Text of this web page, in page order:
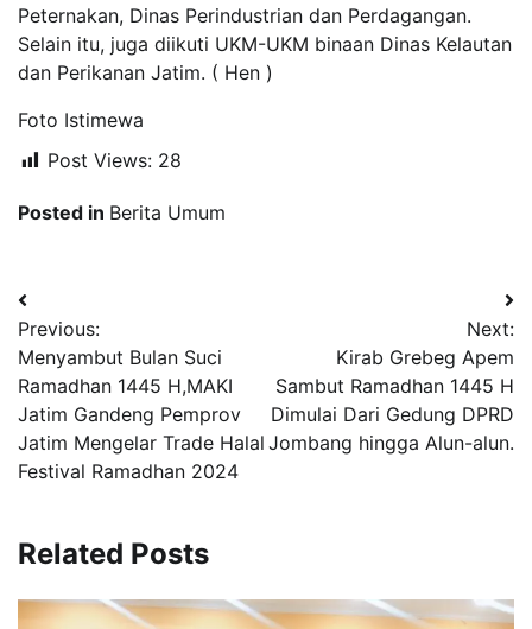
Peternakan, Dinas Perindustrian dan Perdagangan.
Selain itu, juga diikuti UKM-UKM binaan Dinas Kelautan
dan Perikanan Jatim. ( Hen )
Foto Istimewa
Post Views: 28
Posted in Berita Umum
Navigasi
pos
Previous:
Menyambut Bulan Suci
Ramadhan 1445 H,MAKI
Jatim Gandeng Pemprov
Jatim Mengelar Trade Halal
Festival Ramadhan 2024
Next:
Kirab Grebeg Apem
Sambut Ramadhan 1445 H
Dimulai Dari Gedung DPRD
Jombang hingga Alun-alun.
Related Posts